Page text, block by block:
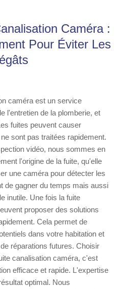
Caméra :
Pour Éviter Les
caméra est un service
l'entretien de la plomberie, et
fuites peuvent causer
sont pas traitées rapidement.
vidéo, nous sommes en
l'origine de la fuite, qu'elle
une caméra pour détecter les
de gagner du temps mais aussi
inutile. Une fois la fuite
proposer des solutions
Cela permet de
dans votre habitation et
réparations futures. Choisir
canalisation caméra, c'est
efficace et rapide. L'expertise
optimal. Nous